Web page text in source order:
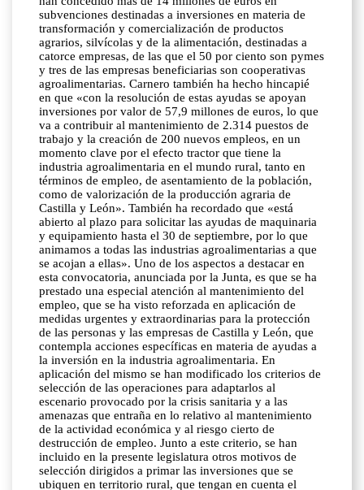
subvenciones destinadas a inversiones en materia de
transformación y comercialización de productos
agrarios, silvícolas y de la alimentación, destinadas a
catorce empresas, de las que el 50 por ciento son pymes
y tres de las empresas beneficiarias son cooperativas
agroalimentarias. Carnero también ha hecho hincapié
en que «con la resolución de estas ayudas se apoyan
inversiones por valor de 57,9 millones de euros, lo que
va a contribuir al mantenimiento de 2.314 puestos de
trabajo y la creación de 200 nuevos empleos, en un
momento clave por el efecto tractor que tiene la
industria agroalimentaria en el mundo rural, tanto en
términos de empleo, de asentamiento de la población,
como de valorización de la producción agraria de
Castilla y León». También ha recordado que «está
abierto al plazo para solicitar las ayudas de maquinaria
y equipamiento hasta el 30 de septiembre, por lo que
animamos a todas las industrias agroalimentarias a que
se acojan a ellas». Uno de los aspectos a destacar en
esta convocatoria, anunciada por la Junta, es que se ha
prestado una especial atención al mantenimiento del
empleo, que se ha visto reforzada en aplicación de
medidas urgentes y extraordinarias para la protección
de las personas y las empresas de Castilla y León, que
contempla acciones específicas en materia de ayudas a
la inversión en la industria agroalimentaria. En
aplicación del mismo se han modificado los criterios de
selección de las operaciones para adaptarlos al
escenario provocado por la crisis sanitaria y a las
amenazas que entraña en lo relativo al mantenimiento
de la actividad económica y al riesgo cierto de
destrucción de empleo. Junto a este criterio, se han
incluido en la presente legislatura otros motivos de
selección dirigidos a primar las inversiones que se
ubiquen en territorio rural, que tengan en cuenta el